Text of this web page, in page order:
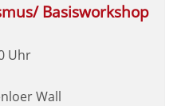
Basisworkshop
Uhr
Wall